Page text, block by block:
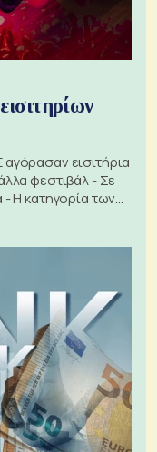
εισιτήρια
φεστιβάλ - Σε
Η κατηγορία των